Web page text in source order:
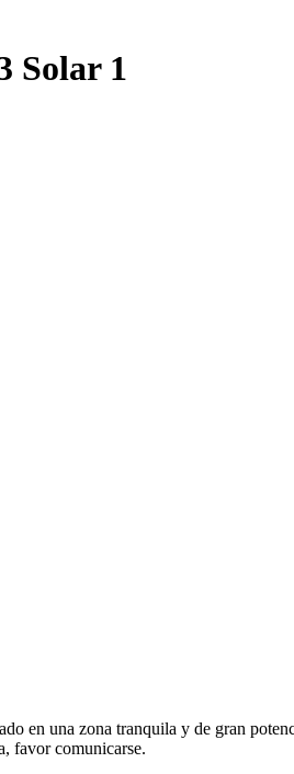
Solar 1
en una zona tranquila y de gran
favor comunicarse.